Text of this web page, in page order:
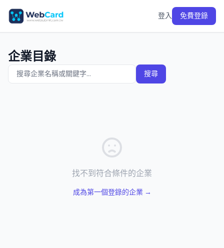
登入 免費登錄
企業目錄
搜尋
找不到符合條件的企業
成為第一個登錄的企業 →